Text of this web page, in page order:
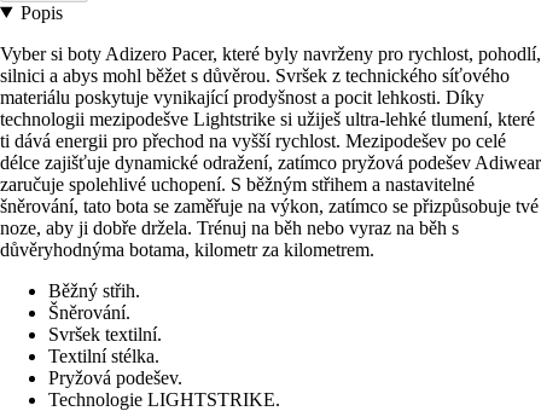
Popis
Vyber si boty Adizero Pacer, které byly navrženy pro rychlost, pohodlí,
silnici a abys mohl běžet s důvěrou. Svršek z technického síťového
materiálu poskytuje vynikající prodyšnost a pocit lehkosti. Díky
technologii mezipodešve Lightstrike si užiješ ultra-lehké tlumení, které
ti dává energii pro přechod na vyšší rychlost. Mezipodešev po celé
délce zajišťuje dynamické odražení, zatímco pryžová podešev Adiwear
zaručuje spolehlivé uchopení. S běžným střihem a nastavitelné
šněrování, tato bota se zaměřuje na výkon, zatímco se přizpůsobuje tvé
noze, aby ji dobře držela. Trénuj na běh nebo vyraz na běh s
důvěryhodnýma botama, kilometr za kilometrem.
Běžný střih.
Šněrování.
Svršek textilní.
Textilní stélka.
Pryžová podešev.
Technologie LIGHTSTRIKE.